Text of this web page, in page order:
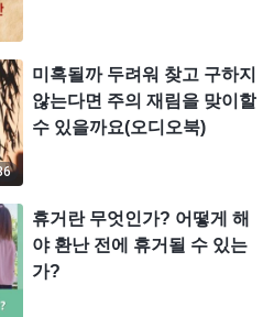
최신 역사를 얻은 사람은 다
. 오늘 최신 역사를 따르지
될 것이다. 하나님이 원하는
수 있는 사람이며, 최신 역
사람이다. 무엇 때문에 정
고 하는가? 바로 성령의 역
새로운 것을 받아들일 수 있
수 있고 하나님의 오늘의
이다. 오늘의 최신 역사를
미혹될까 두려워 찾고 구하지
않는다면 주의 재림을 맞이할
수 있을까요(오디오북)
휴거란 무엇인가? 어떻게 해
야 환난 전에 휴거될 수 있는
가?